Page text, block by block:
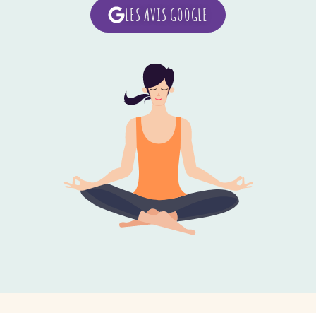
LES AVIS GOOGLE